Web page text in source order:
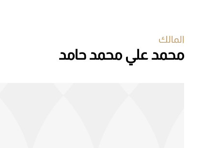
المالك
محمد علي محمد حامد